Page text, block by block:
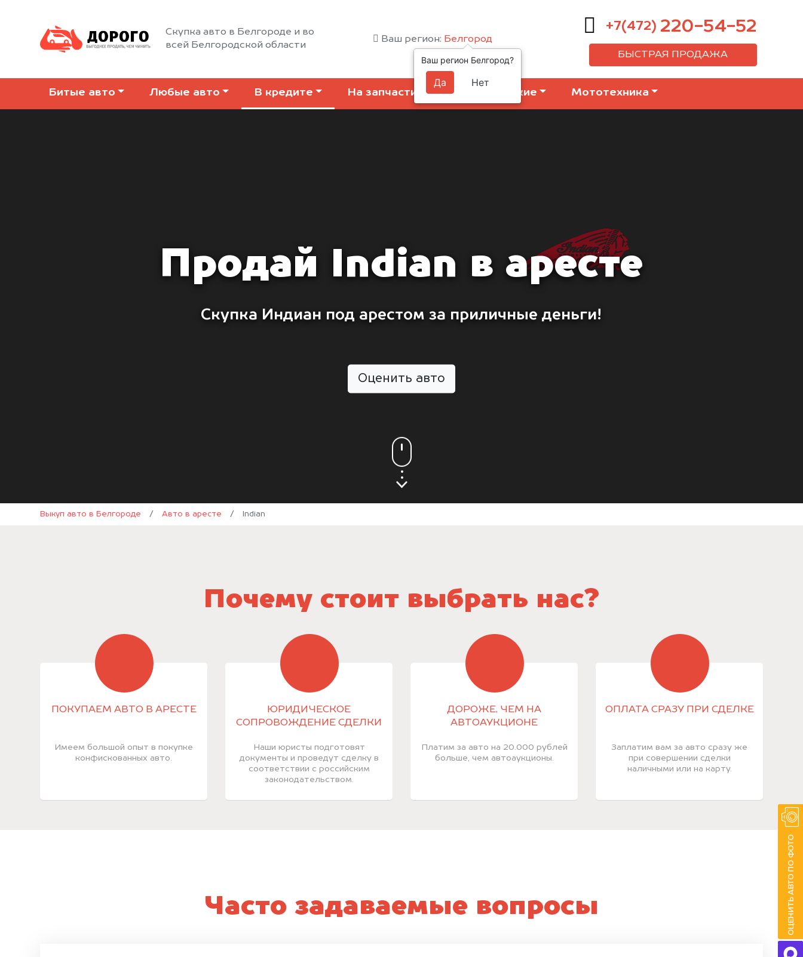
Скупка авто в Белгороде и во
всей Белгородской области
Ваш регион: Белгород
+7(472) 220-54-52
БЫСТРАЯ ПРОДАЖА
Битые авто Любые авто В кредите На запчасти Коммерческие Мототехника
Продай Indian в аресте
Скупка Индиан под арестом за приличные деньги!
Оценить авто
Выкуп авто в Белгороде / Авто в аресте / Indian
Почему стоит выбрать нас?
ПОКУПАЕМ АВТО В АРЕСТЕ
Имеем большой опыт в покупке
конфискованных авто.
ЮРИДИЧЕСКОЕ
СОПРОВОЖДЕНИЕ СДЕЛКИ
Наши юристы подготовят
документы и проведут сделку в
соответствии с российским
законодательством.
ДОРОЖЕ, ЧЕМ НА
АВТОАУКЦИОНЕ
Платим за авто на 20.000 рублей
больше, чем автоаукционы.
ОПЛАТА СРАЗУ ПРИ СДЕЛКЕ
Заплатим вам за авто сразу же
при совершении сделки
наличными или на карту.
Часто задаваемые вопросы
Ваш регион Белгород?
Да Нет